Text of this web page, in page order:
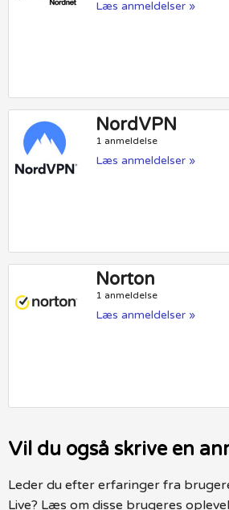
Læs anmeldelser »
NordVPN
1 anmeldelse
Læs anmeldelser »
Norton
1 anmeldelse
Læs anmeldelser »
Vil du også skrive en
Leder du efter erfaringer fra
Live? Læs om disse brugeres